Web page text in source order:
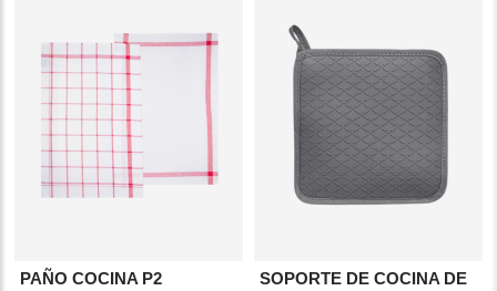
PAÑO COCINA P2
SOPORTE DE COCINA DE